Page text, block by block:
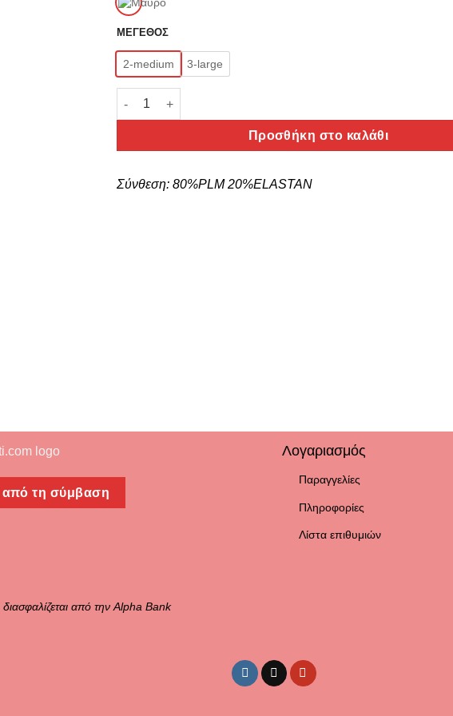
ΜΕΓΕΘΟΣ
2-medium 3-large
Bluepoint Brazilian Μπικίνι Σλιπ Με Κορδονάκια 'Solids' Κωδ.
Προσθήκη στο καλάθι
Σύνθεση: 80%PLM 20%ELASTAN
τη σύμβαση
Λογαριασμός
Παραγγελίες
Πληροφορίες
Λίστα επιθυμιών
από την Alpha Bank